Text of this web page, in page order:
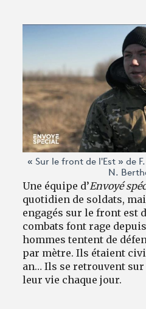
« Sur le front de l'Est » de
N.
Une équipe d’Envoyé
quotidien de soldats,
engagés sur le front est
combats font rage
hommes tentent de
par mètre. Ils étaient
an… Ils se retrouvent
leur vie chaque jour.